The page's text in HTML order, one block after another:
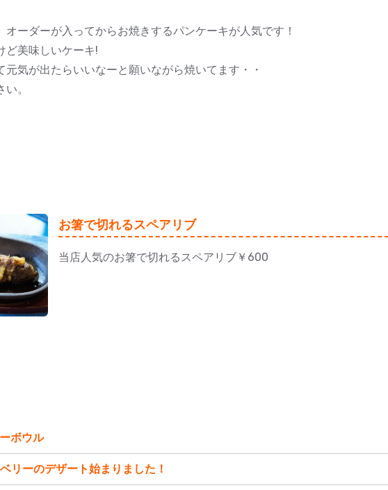
オーダーが入ってからお焼きするパンケーキが人気です！
ど美味しいケーキ!
元気が出たらいいなーと願いながら焼いてます・・
。
お箸で切れるスペアリブ
当店人気のお箸で切れるスペアリブ￥600
ボウル
リーのデザート始まりました！